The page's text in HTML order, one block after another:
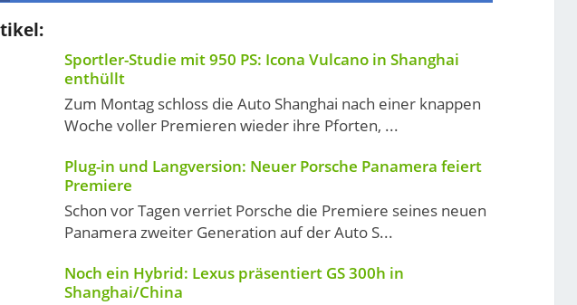
Sportler-Studie mit 950 PS: Icona Vulcano in Shanghai
enthüllt
Zum Montag schloss die Auto Shanghai nach einer knappen
Woche voller Premieren wieder ihre Pforten, ...
Plug-in und Langversion: Neuer Porsche Panamera feiert
Premiere
Schon vor Tagen verriet Porsche die Premiere seines neuen
Panamera zweiter Generation auf der Auto S...
Noch ein Hybrid: Lexus präsentiert GS 300h in
Shanghai/China